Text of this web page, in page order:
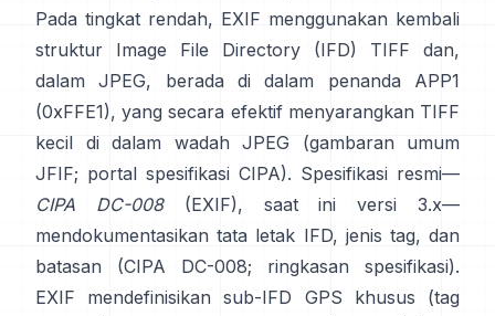
Pada tingkat rendah, EXIF menggunakan kembali
struktur Image File Directory (IFD) TIFF dan,
dalam JPEG, berada di dalam penanda APP1
(0xFFE1), yang secara efektif menyarangkan TIFF
kecil di dalam wadah JPEG (gambaran umum
JFIF; portal spesifikasi CIPA). Spesifikasi resmi—
CIPA DC-008(EXIF), saat ini versi 3.x—
mendokumentasikan tata letak IFD, jenis tag, dan
batasan (CIPA DC-008; ringkasan spesifikasi).
EXIF mendefinisikan sub-IFD GPS khusus (tag